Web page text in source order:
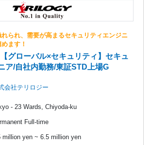
られ、需要が高まるセキュリティエンジニ
ます！
【グローバル×セキュリティ】セキュ
ア/自社内勤務/東証STD上場G
会社テリロジー
- 23 Wards, Chiyoda-ku
Full-time
million yen ~ 6.5 million yen